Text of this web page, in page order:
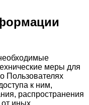
меры для
Пользователях
к ним,
распространения